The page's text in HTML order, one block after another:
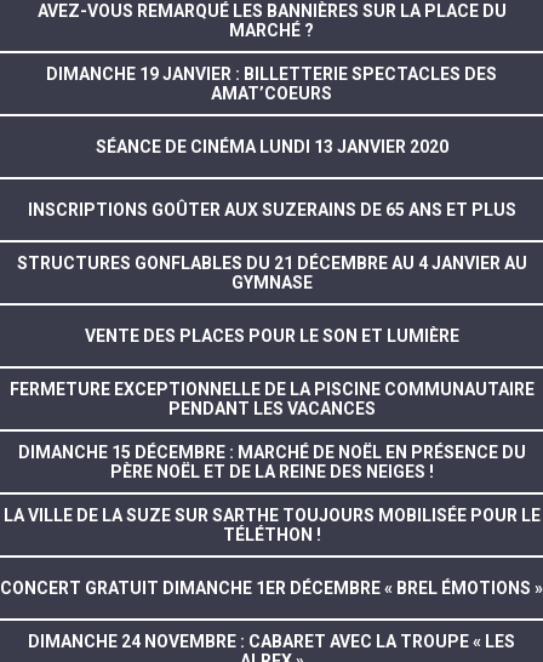
AVEZ-VOUS REMARQUÉ LES BANNIÈRES SUR LA PLACE DU
MARCHÉ ?
DIMANCHE 19 JANVIER : BILLETTERIE SPECTACLES DES
AMAT’COEURS
SÉANCE DE CINÉMA LUNDI 13 JANVIER 2020
INSCRIPTIONS GOÛTER AUX SUZERAINS DE 65 ANS ET PLUS
STRUCTURES GONFLABLES DU 21 DÉCEMBRE AU 4 JANVIER AU
GYMNASE
VENTE DES PLACES POUR LE SON ET LUMIÈRE
FERMETURE EXCEPTIONNELLE DE LA PISCINE COMMUNAUTAIRE
PENDANT LES VACANCES
DIMANCHE 15 DÉCEMBRE : MARCHÉ DE NOËL EN PRÉSENCE DU
PÈRE NOËL ET DE LA REINE DES NEIGES !
LA VILLE DE LA SUZE SUR SARTHE TOUJOURS MOBILISÉE POUR LE
TÉLÉTHON !
CONCERT GRATUIT DIMANCHE 1ER DÉCEMBRE « BREL ÉMOTIONS »
DIMANCHE 24 NOVEMBRE : CABARET AVEC LA TROUPE « LES